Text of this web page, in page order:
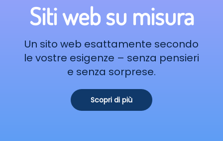
Siti web su misura
Un sito web esattamente secondo
le vostre esigenze – senza pensieri
e senza sorprese.
Scopri di più